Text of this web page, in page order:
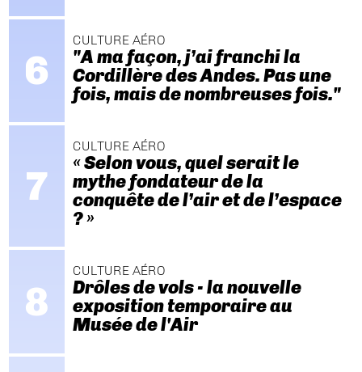
CULTURE AÉRO
"A ma façon, j’ai franchi la
Cordillère des Andes. Pas une
fois, mais de nombreuses fois."
CULTURE AÉRO
« Selon vous, quel serait le
mythe fondateur de la
conquête de l’air et de l’espace
? »
CULTURE AÉRO
Drôles de vols - la nouvelle
exposition temporaire au
Musée de l'Air